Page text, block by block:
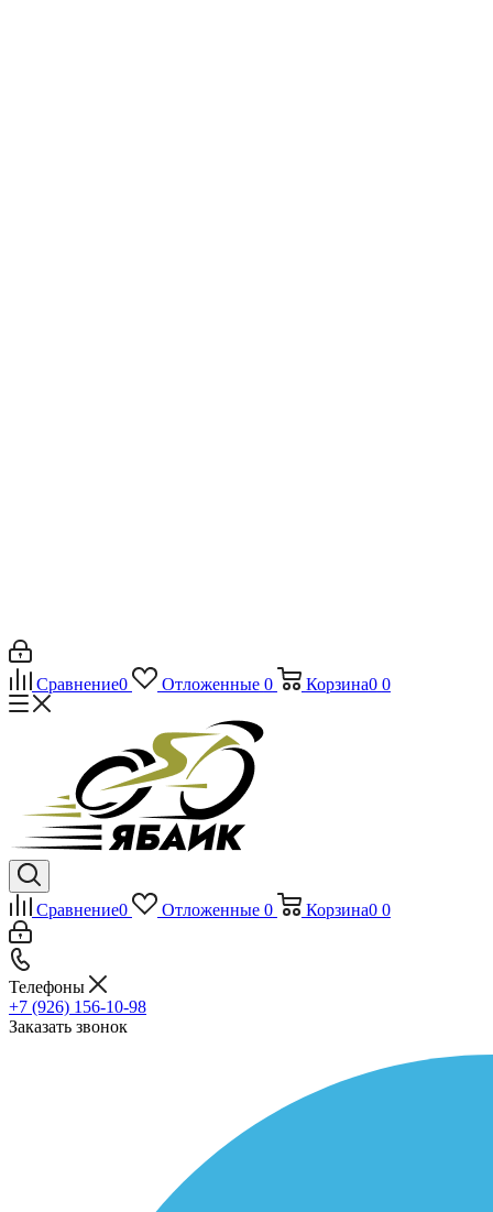
Сравнение0 Отложенные 0 Корзина0 0
Сравнение0 Отложенные 0 Корзина0 0
Телефоны
+7 (926) 156-10-98
Заказать звонок